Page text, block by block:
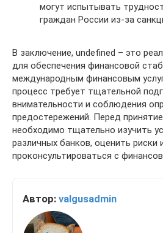
могут испытывать
граждан России из-за
В заключение, undefined – это
для обеспечения финансовой
международным финансовым
процесс требует тщательной
внимательности и соблюдения
предостережений. Перед
необходимо тщательно изучить
различных банков, оценить риски
проконсультироваться с
Автор: valgusadmin